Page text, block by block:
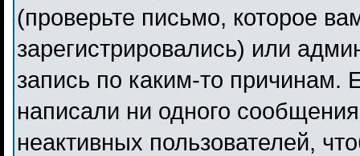
(проверьте письмо, которое
зарегистрировались) или
запись по каким-то причинам.
написали ни одного
неактивных пользователей,